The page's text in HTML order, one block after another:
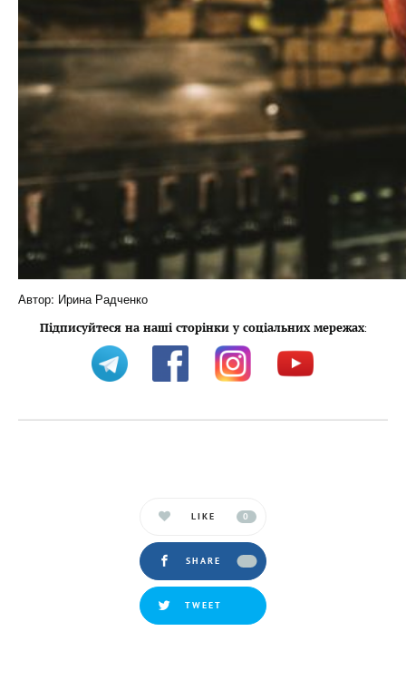
Автор: Ирина Радченко
Підписуйтеся на наші сторінки у соціальних мережах:
LIKE 0
SHARE
TWEET